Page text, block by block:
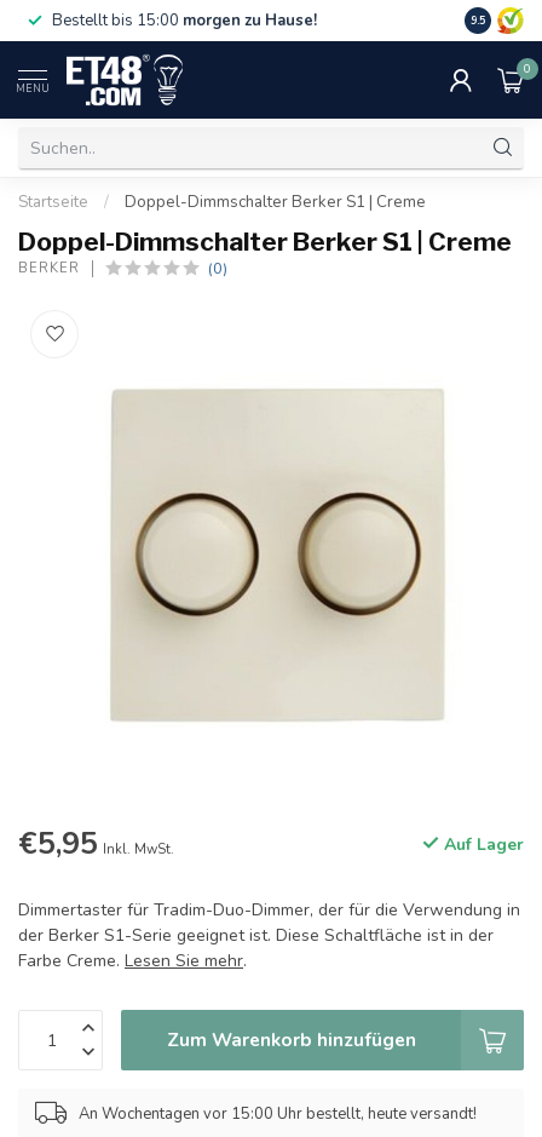
Bestellt bis 15:00 morgen zu Hause! 75 €. Nur
9.5
MENU
0
Startseite / Doppel-Dimmschalter Berker S1 | Creme
Doppel-Dimmschalter Berker S1 | Creme
BERKER (0)
€5,95 Inkl. MwSt. Auf Lager
Dimmertaster für Tradim-Duo-Dimmer, der für die Verwendung in
der Berker S1-Serie geeignet ist. Diese Schaltfläche ist in der
Farbe Creme. Lesen Sie mehr.
Zum Warenkorb hinzufügen
An Wochentagen vor 15:00 Uhr bestellt, heute versandt!